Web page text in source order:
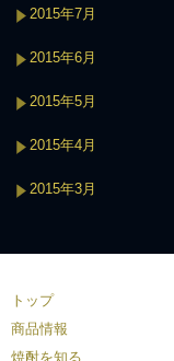
2015年7月
2015年6月
2015年5月
2015年4月
2015年3月
トップ
商品情報
焼酎を知る